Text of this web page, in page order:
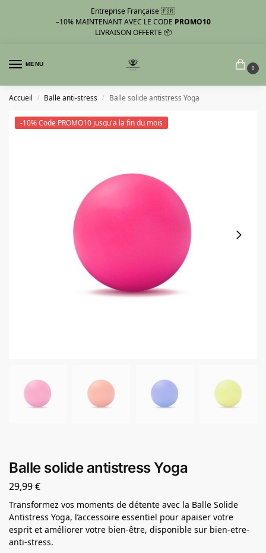
Entreprise Française 🇫🇷
–10% MAINTENANT AVEC LE CODE PROMO10
LIVRAISON OFFERTE 📦
MENU
0
Accueil / Balle anti-stress / Balle solide antistress Yoga
-10% Code PROMO10 jusqu'a la fin du mois
Balle solide antistress Yoga
29,99€
Transformez vos moments de détente avec la Balle Solide
Antistress Yoga, l’accessoire essentiel pour apaiser votre
esprit et améliorer votre bien-être, disponible sur bien-etre-
anti-stress.